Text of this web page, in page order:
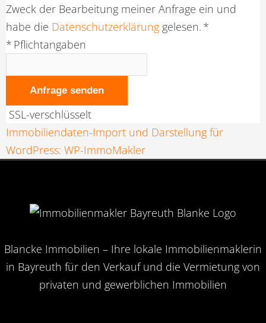
Zweck der Bearbeitung meiner Anfrage ein und
habe die Datenschutzerklärunggelesen. *
* Pflichtangaben
Anfrage senden
SSL-verschlüsselt
Immobiliendaten-Import und Darstellung für
WordPress: WP-ImmoMakler
Blancke Immobilien – Ihre lokale Immobilienmaklerin
in Bayreuth für den Verkauf und die Vermietung von
privaten und gewerblichen Immobilien